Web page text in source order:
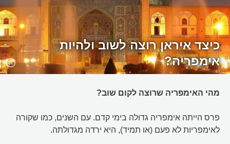
כיצד איראן רוצה לשוב ולהיות
אימפריה?
מהי האימפריה שרוצה לקום שוב?
פרס הייתה אימפריה גדולה בימי קדם. עם השנים, כמו שקורה
לאימפריות לא פעם (או תמיד), היא ירדה מגדולתה.